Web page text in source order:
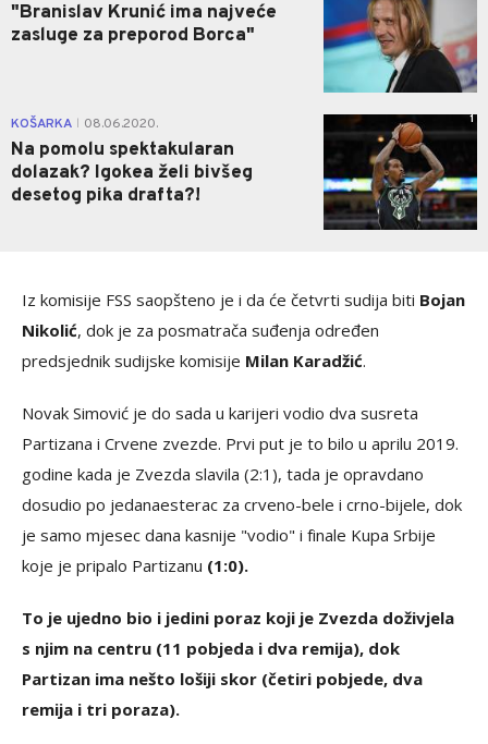
"Branislav Krunić ima najveće
zasluge za preporod Borca"
KOŠARKA 08.06.2020.
Na pomolu spektakularan
dolazak? Igokea želi bivšeg
desetog pika drafta?!
1
Iz komisije FSS saopšteno je i da će četvrti sudija biti Bojan
Nikolić, dok je za posmatrača suđenja određen
predsjednik sudijske komisije Milan Karadžić.
Novak Simović je do sada u karijeri vodio dva susreta
Partizana i Crvene zvezde. Prvi put je to bilo u aprilu 2019.
godine kada je Zvezda slavila (2:1), tada je opravdano
dosudio po jedanaesterac za crveno-bele i crno-bijele, dok
je samo mjesec dana kasnije "vodio" i finale Kupa Srbije
koje je pripalo Partizanu (1:0).
To je ujedno bio i jedini poraz koji je Zvezda doživjela
s njim na centru (11 pobjeda i dva remija), dok
Partizan ima nešto lošiji skor (četiri pobjede, dva
remija i tri poraza).